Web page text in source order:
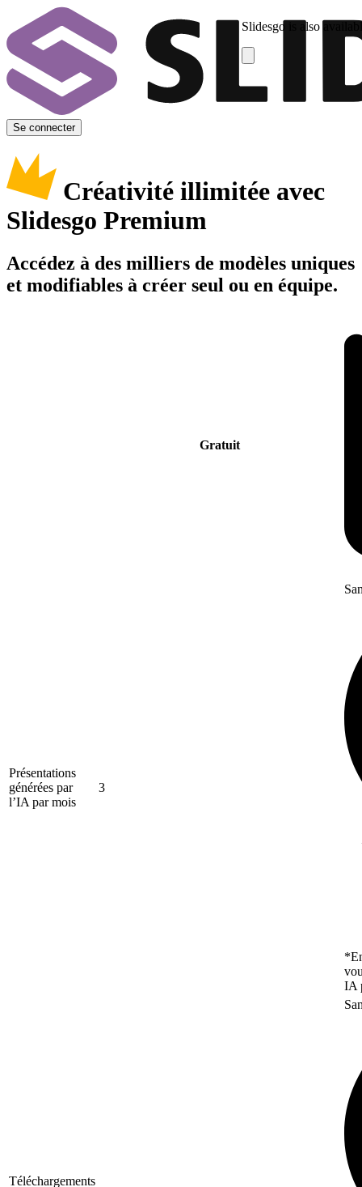
Slidesgo is also
Se connecter
Créativité illimitée avec
Slidesgo Premium
Accédez à des milliers de modèles uniques
et modifiables à créer seul ou en équipe.
Gratuit
Présentations
générées par
l’IA par mois
3
IA
Téléchargements